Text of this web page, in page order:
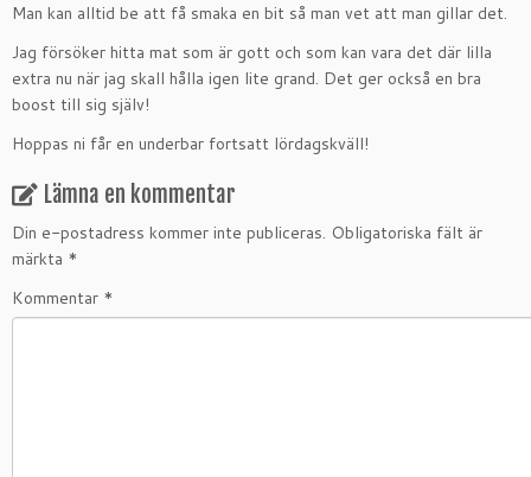
Man kan alltid be att få smaka en bit så man vet att man gillar det.
Jag försöker hitta mat som är gott och som kan vara det där lilla
extra nu när jag skall hålla igen lite grand. Det ger också en bra
boost till sig själv!
Hoppas ni får en underbar fortsatt lördagskväll!
Lämna en kommentar
Din e-postadress kommer inte publiceras. Obligatoriska fält är
märkta *
Kommentar *